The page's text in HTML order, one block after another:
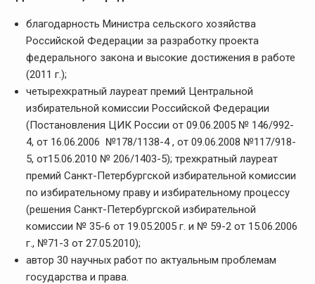
благодарность Министра сельского хозяйства
Российской Федерации за разработку проекта
федерального закона и высокие достижения в работе
(2011 г.);
четырехкратный лауреат премий Центральной
избирательной комиссии Российской Федерации
(Постановления ЦИК России от 09.06.2005 № 146/992-
4, от 16.06.2006 №178/1138-4 , от 09.06.2008 №117/918-
5, от15.06.2010 № 206/1403-5); трехкратный лауреат
премий Санкт-Петербургской избирательной комиссии
по избирательному праву и избирательному процессу
(решения Санкт-Петербургской избирательной
комиссии № 35-6 от 19.05.2005 г. и № 59-2 от 15.06.2006
г., №71-3 от 27.05.2010);
автор 30 научных работ по актуальным проблемам
государства и права.